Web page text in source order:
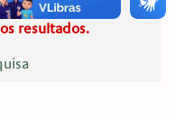
resultados.